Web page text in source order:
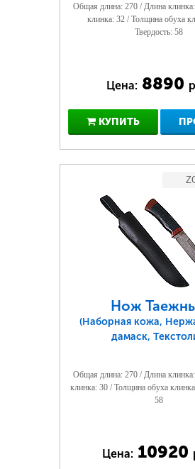
Общая длина: 270 / Длина
клинка: 32 / Толщина обуха
Твердость: 58
Цена: 8890
КУПИТЬ
Нож
(Наборная кожа,
дамаск,
Общая длина: 270 / Длина
клинка: 30 / Толщина обуха
58
Цена: 10920